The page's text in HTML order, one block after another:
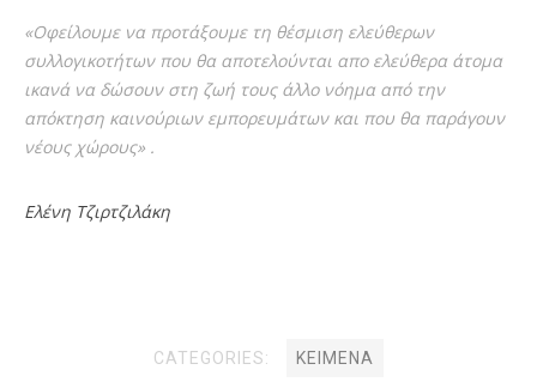
«Οφείλουμε να προτάξουμε τη θέσμιση ελεύθερων
συλλογικοτήτων που θα αποτελούνται απο ελεύθερα άτομα
ικανά να δώσουν στη ζωή τους άλλο νόημα από την
απόκτηση καινούριων εμπορευμάτων και που θα παράγουν
νέους χώρους» .
Ελένη Τζιρτζιλάκη
CATEGORIES: ΚΕΊΜΕΝΑ